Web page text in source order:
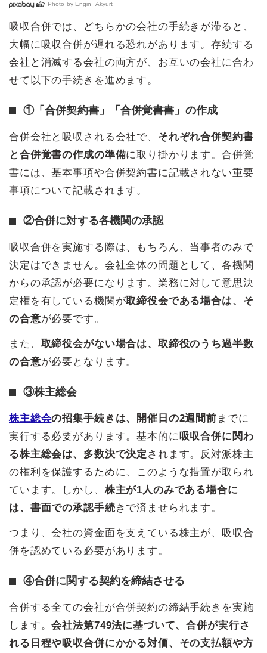
Photo by Engin_Akyurt
吸収合併では、どちらかの会社の手続きが滞ると、
大幅に吸収合併が遅れる恐れがあります。存続する
会社と消滅する会社の両方が、お互いの会社に合わ
せて以下の手続きを進めます。
①「合併契約書」「合併覚書書」の作成
合併会社と吸収される会社で、 それぞれ合併契約書
と合併覚書の作成の準備に取り掛かります。合併覚
書には、基本事項や合併契約書に記載されない重要
事項について記載されます。
②合併に対する各機関の承認
吸収合併を実施する際は、もちろん、当事者のみで
決定はできません。会社全体の問題として、各機関
からの承認が必要になります。業務に対して意思決
定権を有している機関が取締役会である場合は、そ
の合意が必要です。
また、 取締役会がない場合は、取締役のうち過半数
の合意が必要となります。
③株主総会
株主総会の招集手続きは、開催日の2週間前 までに
実行する必要があります。基本的に吸収合併に関わ
る株主総会は、多数決で決定 されます。反対派株主
の権利を保護するために、このような措置が取られ
ています。しかし、 株主が1人のみである場合に
は、書面での承認手続きで済ませられます。
つまり、会社の資金面を支えている株主が、吸収合
併を認めている必要があります。
④合併に関する契約を締結させる
合併する全ての会社が合併契約の締結手続きを実施
します。会社法第749法に基づいて、合併が実行さ
れる日程や吸収合併にかかる対価、その支払額や方